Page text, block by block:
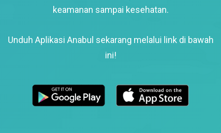
keamanan sampai kesehatan.
Unduh Aplikasi Anabul sekarang melalui link di bawah
ini!